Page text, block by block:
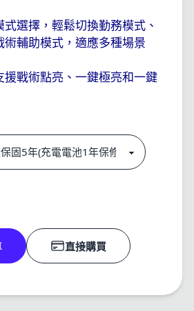
選擇，輕鬆切換勤務模式、
輔助模式，適應多種場景
戰術點亮、一鍵極亮和一鍵
直接購買